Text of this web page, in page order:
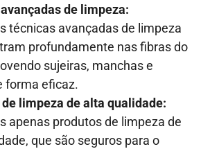
de limpeza:
técnicas avançadas de limpeza
profundamente nas fibras do
sujeiras, manchas e
forma eficaz.
limpeza de alta qualidade:
apenas produtos de limpeza de
que são seguros para o